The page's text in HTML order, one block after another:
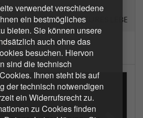
verwendet verschiedene
ein bestmögliches
bieten. Sie können unsere
auch ohne das
besuchen. Hiervon
sind die technisch
Ihnen steht bis auf
der technisch notwendigen
ein Widerrufsrecht zu.
zu Cookies finden
SCHÖNSTEN TAG EURES
1 Bewertungen